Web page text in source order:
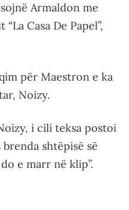
Armaldon me
Casa De Papel”,
për Maestron e ka
Noizy.
i cili teksa postoi
shtëpisë së
e marr në klip”.